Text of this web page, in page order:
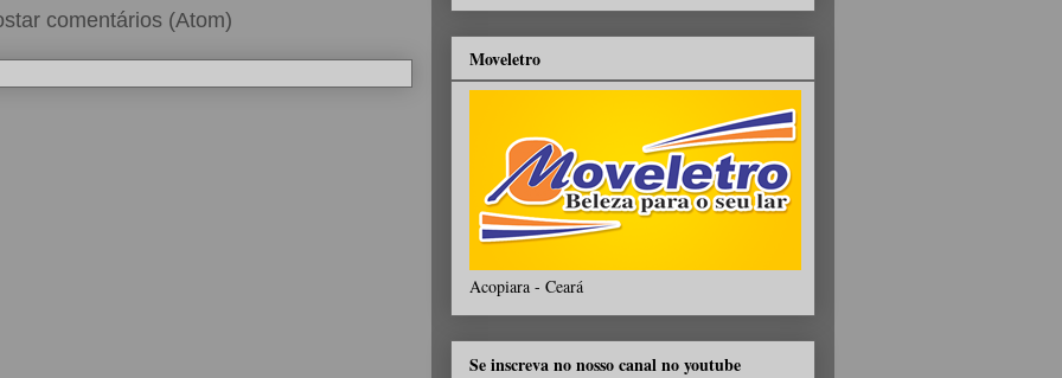
comentários (Atom)
Moveletro
Acopiara - Ceará
Se inscreva no nosso canal no youtube